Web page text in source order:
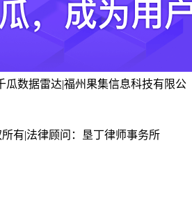
瓜数据雷达|福州果集信息科技有限公
所有|法律顾问：垦丁律师事务所